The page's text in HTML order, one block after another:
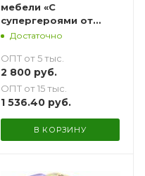
мебели «С
супергероями от
Marvel»
Достаточно
ОПТ от 5 тыс.
2 800руб.
ОПТ от 15 тыс.
1 536.40руб.
В КОРЗИНУ